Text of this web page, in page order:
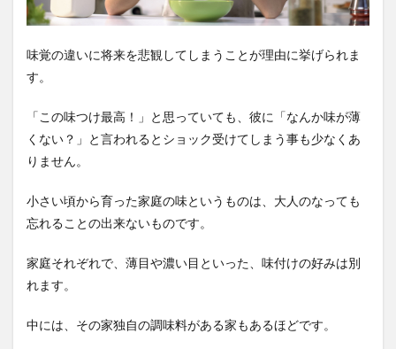
味覚の違いに将来を悲観してしまうことが理由に挙げられま
す。
「この味つけ最高！」と思っていても、彼に「なんか味が薄
くない？」と言われるとショック受けてしまう事も少なくあ
りません。
小さい頃から育った家庭の味というものは、大人のなっても
忘れることの出来ないものです。
家庭それぞれで、薄目や濃い目といった、味付けの好みは別
れます。
中には、その家独自の調味料がある家もあるほどです。